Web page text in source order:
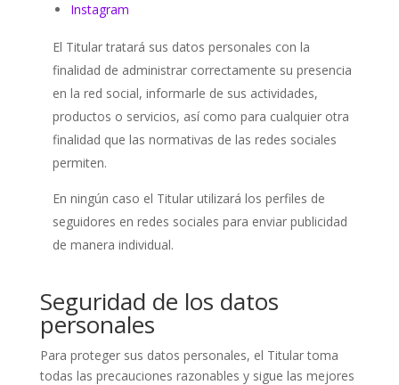
Instagram
El Titular tratará sus datos personales con la
finalidad de administrar correctamente su presencia
en la red social, informarle de sus actividades,
productos o servicios, así como para cualquier otra
finalidad que las normativas de las redes sociales
permiten.
En ningún caso el Titular utilizará los perfiles de
seguidores en redes sociales para enviar publicidad
de manera individual.
Seguridad de los datos
personales
Para proteger sus datos personales, el Titular toma
todas las precauciones razonables y sigue las mejores